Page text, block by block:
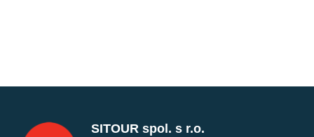
SITOUR spol. s r.o.